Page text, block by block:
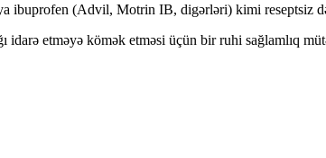
ibuprofen (Advil, Motrin IB, digərləri) kimi reseptsiz
etməyə kömək etməsi üçün bir ruhi sağlamlıq